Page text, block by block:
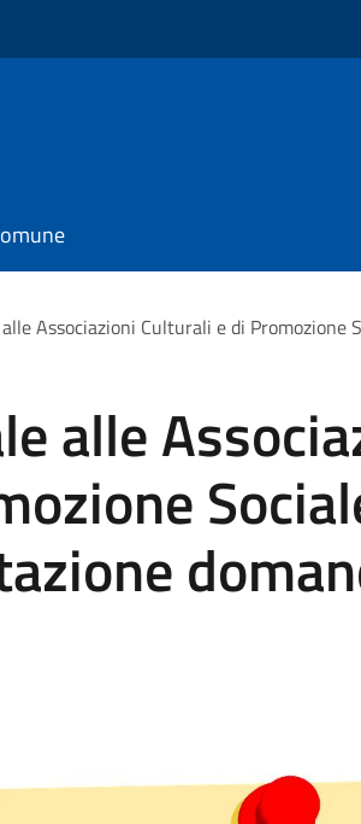
Associazioni Culturali e di Promozione
alle